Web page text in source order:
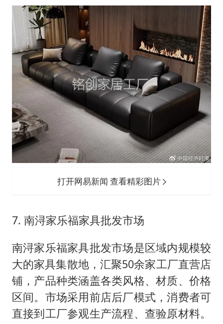
打开网易新闻 查看精彩图片
7. 南浔家乐福家具批发市场
南浔家乐福家具批发市场是区域内规模较
大的家具集散地，汇聚50余家工厂直营店
铺，产品种类涵盖各类风格、材质、价格
区间。市场采用前店后厂模式，消费者可
直接到工厂参观生产流程、查验原材料。